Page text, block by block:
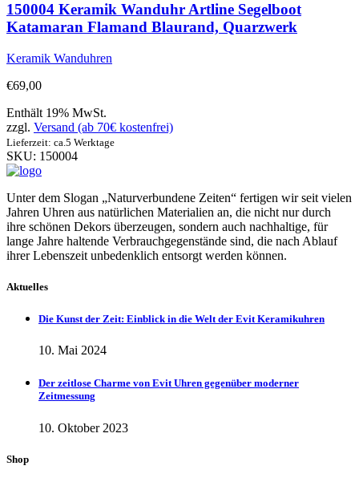
150004 Keramik Wanduhr Artline Segelboot
Katamaran Flamand Blaurand, Quarzwerk
Keramik Wanduhren
€69,00
Enthält 19% MwSt.
zzgl. Versand (ab 70€ kostenfrei)
Lieferzeit: ca.5 Werktage
SKU: 150004
Unter dem Slogan „Naturverbundene Zeiten“ fertigen wir seit vielen
Jahren Uhren aus natürlichen Materialien an, die nicht nur durch
ihre schönen Dekors überzeugen, sondern auch nachhaltige, für
lange Jahre haltende Verbrauchgegenstände sind, die nach Ablauf
ihrer Lebenszeit unbedenklich entsorgt werden können.
Aktuelles
Die Kunst der Zeit: Einblick in die Welt der Evit Keramikuhren
10. Mai 2024
Der zeitlose Charme von Evit Uhren gegenüber moderner
Zeitmessung
10. Oktober 2023
Shop